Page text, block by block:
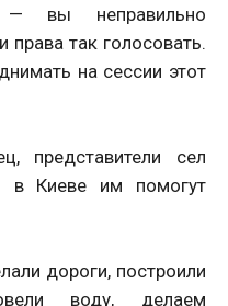
— вы неправильно
так голосовать.
на сессии этот
представители сел
в Киеве им помогут
дороги, построили
воду, делаем